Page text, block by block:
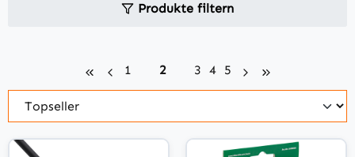
Produkte filtern
Seite
1 Seite
2 Seite
3 Seite
4 Seite
5